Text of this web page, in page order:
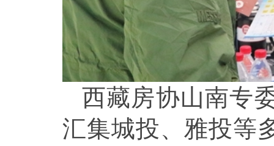
西藏房协山南专
汇集城投、雅投等